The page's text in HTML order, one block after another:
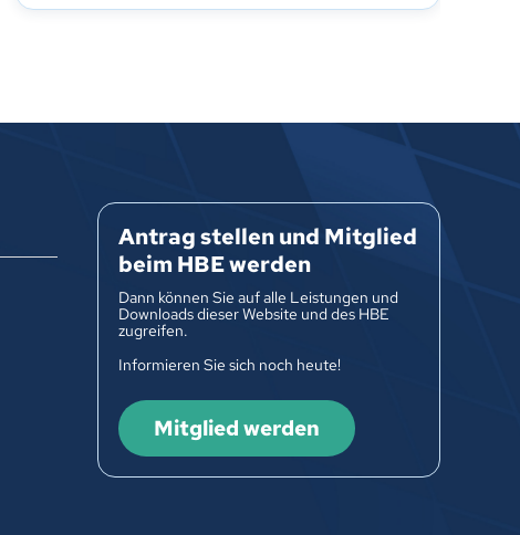
Antrag stellen und Mitglied
beim HBE werden
Dann können Sie auf alle Leistungen und
Downloads dieser Website und des HBE
zugreifen.
Informieren Sie sich noch heute!
Mitglied werden